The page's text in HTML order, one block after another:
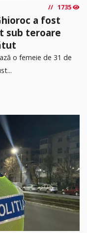
1735
a fost
sub teroare
o femeie de 31 de